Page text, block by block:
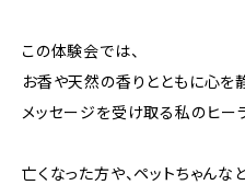
この体験会では、
お香や天然の香りとともに心を
メッセージを受け取る私のヒー
亡くなった方や、ペットちゃんなど